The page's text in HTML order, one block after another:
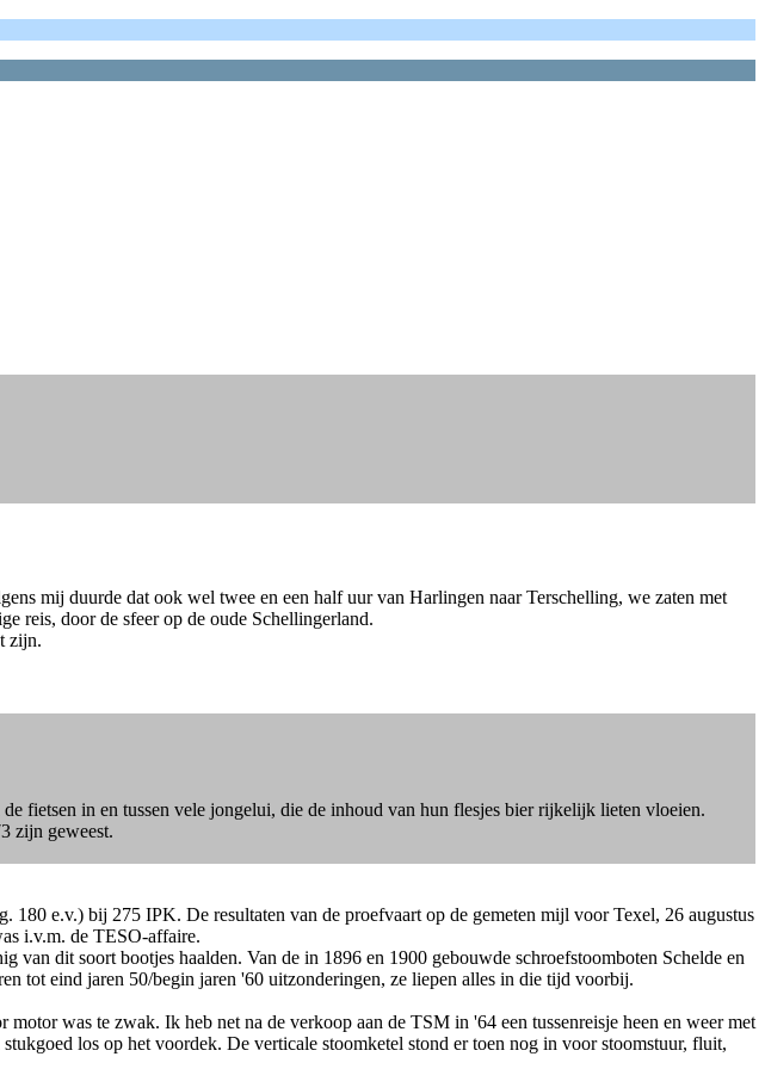
mij duurde dat ook wel twee en een half uur van Harlingen naar Terschelling, we zaten met
reis, door de sfeer op de oude Schellingerland.
zijn.
fietsen in en tussen vele jongelui, die de inhoud van hun flesjes bier rijkelijk lieten vloeien.
zijn geweest.
e.v.) bij 275 IPK. De resultaten van de proefvaart op de gemeten mijl voor Texel, 26 augustus
i.v.m. de TESO-affaire.
dit soort bootjes haalden. Van de in 1896 en 1900 gebouwde schroefstoomboten Schelde en
tot eind jaren 50/begin jaren '60 uitzonderingen, ze liepen alles in die tijd voorbij.
was te zwak. Ik heb net na de verkoop aan de TSM in '64 een tussenreisje heen en weer met
los op het voordek. De verticale stoomketel stond er toen nog in voor stoomstuur, fluit,